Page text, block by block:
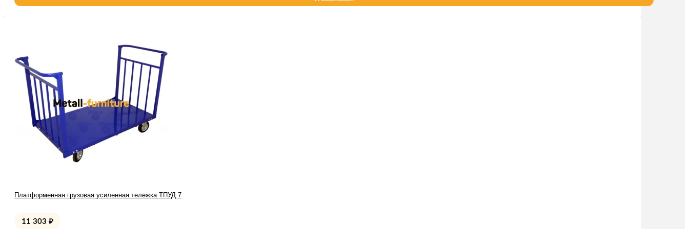
Платформенная грузовая усиленная тележка ТПУД 7
11 303 ₽